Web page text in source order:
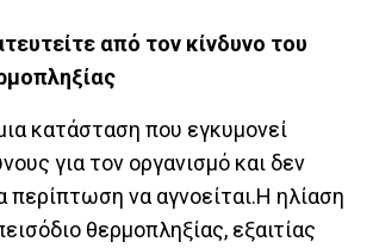
από τον κίνδυνο του
κατάσταση που εγκυμονεί
για τον οργανισμό και δεν
περίπτωση να αγνοείται.Η ηλίαση
θερμοπληξίας, εξαιτίας